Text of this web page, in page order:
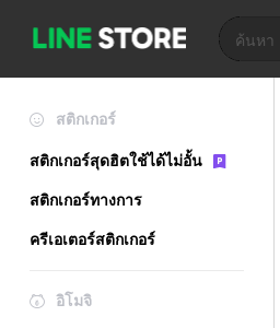
สติกเกอร์
สติกเกอร์สุดฮิตใช้ได้ไม่อั้น
สติกเกอร์ทางการ
ครีเอเตอร์สติกเกอร์
อิโมจิ